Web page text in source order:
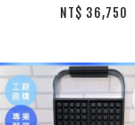
NT$ 36,750